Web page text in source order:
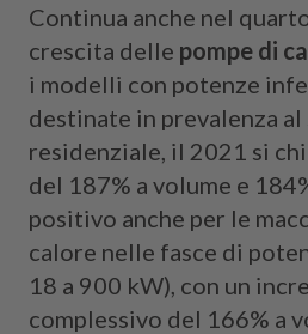
Continua anche nel
crescita delle pompe di
i modelli con potenze
destinate in prevalenza
residenziale, il 2021 si
del 187% a volume e
positivo anche per le
calore nelle fasce di
18 a 900 kW), con un
complessivo del 166% a